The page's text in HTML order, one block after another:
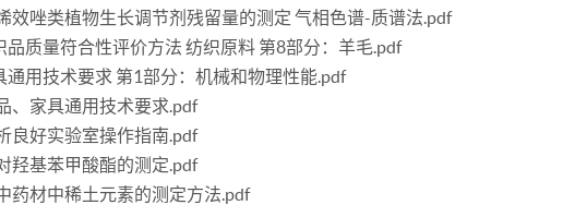
效唑类植物生长调节剂残留量的测定 气相色谱-质谱法.pdf
品质量符合性评价方法 纺织原料 第8部分：羊毛.pdf
通用技术要求 第1部分：机械和物理性能.pdf
、家具通用技术要求.pdf
良好实验室操作指南.pdf
羟基苯甲酸酯的测定.pdf
药材中稀土元素的测定方法.pdf